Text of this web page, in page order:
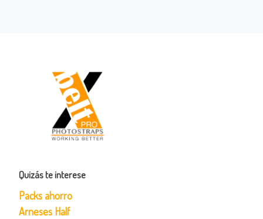
Quizás te interese
Packs ahorro
Arneses Half